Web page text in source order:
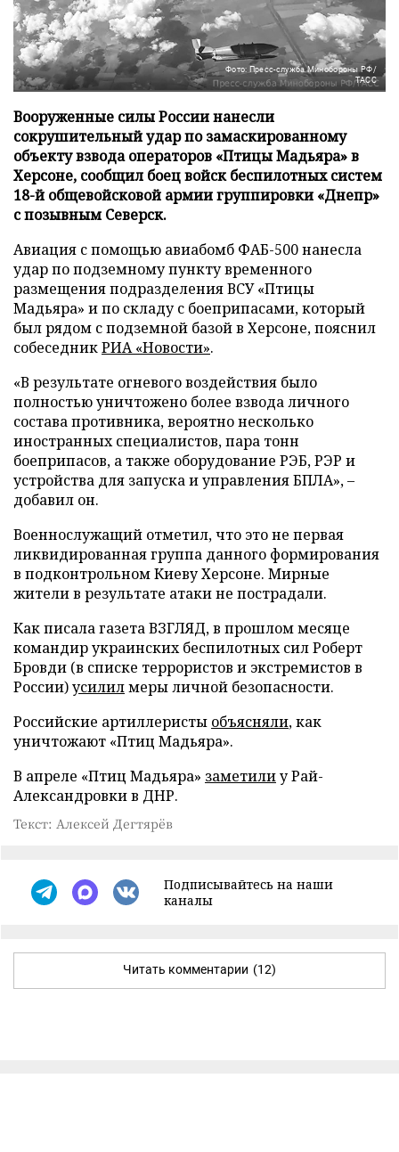
Фото: Пресс-служба Минобороны РФ/
ТАСС
Вооруженные силы России нанесли
сокрушительный удар по замаскированному
объекту взвода операторов «Птицы Мадьяра» в
Херсоне, сообщил боец войск беспилотных систем
18-й общевойсковой армии группировки «Днепр»
с позывным Северск.
Авиация с помощью авиабомб ФАБ-500 нанесла
удар по подземному пункту временного
размещения подразделения ВСУ «Птицы
Мадьяра» и по складу с боеприпасами, который
был рядом с подземной базой в Херсоне, пояснил
собеседникРИА «Новости».
«В результате огневого воздействия было
полностью уничтожено более взвода личного
состава противника, вероятно несколько
иностранных специалистов, пара тонн
боеприпасов, а также оборудование РЭБ, РЭР и
устройства для запуска и управления БПЛА», –
добавил он.
Военнослужащий отметил, что это не первая
ликвидированная группа данного формирования
в подконтрольном Киеву Херсоне. Мирные
жители в результате атаки не пострадали.
Как писала газета ВЗГЛЯД, в прошлом месяце
командир украинских беспилотных сил Роберт
Бровди (в списке террористов и экстремистов в
России)усилилмеры личной безопасности.
Российские артиллеристы объясняли, как
уничтожают «Птиц Мадьяра».
В апреле «Птиц Мадьяра» заметилиу Рай-
Александровки в ДНР.
Текст: Алексей Дегтярёв
Подписывайтесь на наши
каналы
Читать комментарии (12)